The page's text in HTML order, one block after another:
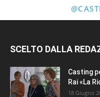
SCELTO DALLA
Casting
Rai «La
18 Giugno